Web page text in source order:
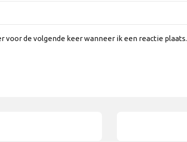
voor de volgende keer wanneer ik een reactie plaats.